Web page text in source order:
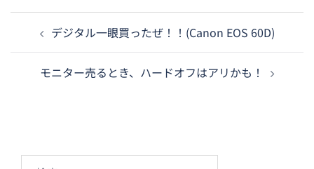
ナ
ョ
デジタル一眼買ったぜ！！(Canon EOS 60D)
モニター売るとき、ハードオフはアリかも！